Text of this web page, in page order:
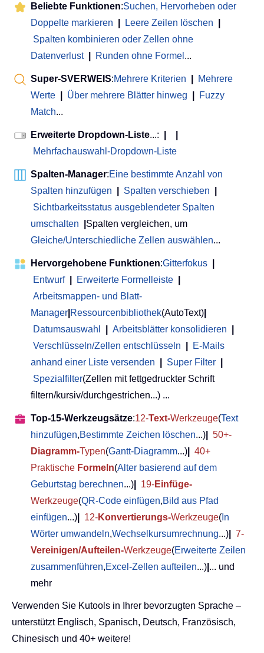
Beliebte Funktionen:Suchen, Hervorheben oder
Doppelte markieren
Leere Zeilen löschen
Spalten kombinieren oder Zellen ohne
Datenverlust
Runden ohne Formel ...
Super-SVERWEIS:Mehrere Kriterien
Mehrere
Werte
Über mehrere Blätter hinweg
Fuzzy
Match...
Erweiterte Dropdown-Liste...:
Mehrfachauswahl-Dropdown-Liste
Spalten-Manager:Eine bestimmte Anzahl von
Spalten hinzufügen
Spalten verschieben
Sichtbarkeitsstatus ausgeblendeter Spalten
umschalten
Spalten vergleichen, um
Gleiche/Unterschiedliche Zellen auswählen...
Hervorgehobene Funktionen:Gitterfokus
Entwurf
Erweiterte Formelleiste
Arbeitsmappen- und Blatt-
Manager Ressourcenbibliothek(AutoText)
Datumsauswahl
Arbeitsblätter konsolidieren
Verschlüsseln/Zellen entschlüsseln
E-Mails
anhand einer Liste versenden
Super Filter
Spezialfilter(Zellen mit fettgedruckter Schrift
filtern/kursiv/durchgestrichen...) ...
Top-15-Werkzeugsätze:12-Text-Werkzeuge(Text
hinzufügen,Bestimmte Zeichen löschen...)
50+-
Diagramm-Typen(Gantt-Diagramm...)
40+
Praktische Formeln(Alter basierend auf dem
Geburtstag berechnen...) 19-Einfüge-
Werkzeuge(QR-Code einfügen,Bild aus Pfad
einfügen...) 12-Konvertierungs-Werkzeuge( In
Wörter umwandeln,Wechselkursumrechnung...)
7-
Vereinigen/Aufteilen-Werkzeuge(Erweiterte Zeilen
zusammenführen,Excel-Zellen aufteilen...) ... und
mehr
Verwenden Sie Kutools in Ihrer bevorzugten Sprache –
unterstützt Englisch, Spanisch, Deutsch, Französisch,
Chinesisch und 40+ weitere!